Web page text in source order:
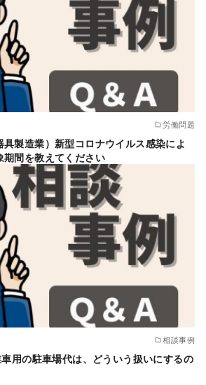
労働問題
製造業）新型コロナウイルス感染によ
間を教えてください
相談事例
用の駐車場代は、どういう扱いにするの